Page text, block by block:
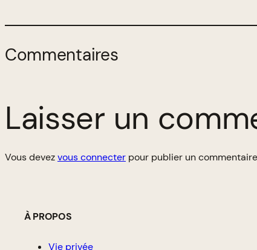
Commentaires
Laisser un
Vous devezvous connecter pour publier un
À PROPOS
Vie privée